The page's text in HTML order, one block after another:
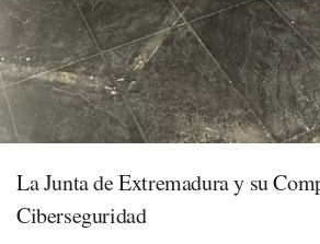
La Junta de Extremadura y su
Ciberseguridad